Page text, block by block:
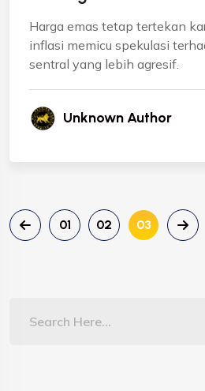
Harga emas tetap tertekan
inflasi memicu spekulasi
sentral yang lebih agresif.
Unknown Author
01 02 03